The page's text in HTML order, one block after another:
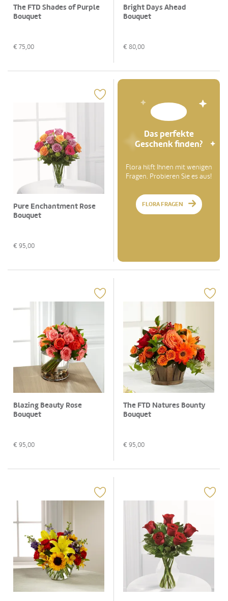
The FTD Shades of Purple
Bouquet
€ 75,00
Bright Days Ahead
Bouquet
€ 80,00
Pure Enchantment Rose
Bouquet
€ 95,00
Das perfekte
Geschenk finden?
Flora hilft Ihnen mit wenigen
Fragen. Probieren Sie es aus!
FLORA FRAGEN
Blazing Beauty Rose
Bouquet
€ 95,00
The FTD Natures Bounty
Bouquet
€ 95,00